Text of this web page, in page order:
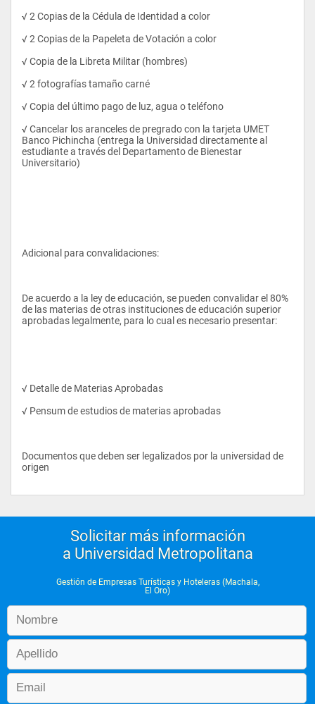
PERFIL PROFESIONAL:
El Ingeniero en Gestión de Empresas Turística y Hoteleras es
un profesional de tercer nivel capacitado para: administrar,
emprender y evaluar, proyectos turísticos y hoteleros
orientados a la solución de problemas y al desarrollo del sector
turístico en el Ecuador con responsabilidad, honestidad,
tolerancia,  entrega y colaboración
PERFIL OCUPACIONAL:
El Ingeniero en Gestión Hotelera y Turística graduado en la
UMET,  puede desempeñarse en los siguientes puestos en el
campo laboral:
Jefe  de departamentos operativos
Consultor de proyectos turísticos
proyectos
Ejecutivo en diversas empresas del sector turístico
Guía en diferentes áreas turísticas
Administrador de su propia empresa turística
Operador de Agencia de viajes
√ 2 Copias de la Cédula de Identidad a color
√ 2 Copias de la Papeleta de Votación a color
√ Copia de la Libreta Militar (hombres)
√ 2 fotografías tamaño carné
√ Copia del último pago de luz, agua o teléfono
√ Cancelar los aranceles de pregrado con la tarjeta UMET
Banco Pichincha (entrega la Universidad directamente al
estudiante a través del Departamento de Bienestar
Universitario)
Adicional para convalidaciones:
De acuerdo a la ley de educación, se pueden convalidar el 80%
de las materias de otras instituciones de educación superior
aprobadas legalmente, para lo cual es necesario presentar:
√ Detalle de Materias Aprobadas
√ Pensum de estudios de materias aprobadas
Documentos que deben ser legalizados por la universidad de
origen
Solicitar más información
a Universidad Metropolitana
Gestión de Empresas Turísticas y Hoteleras (Machala,
El Oro)